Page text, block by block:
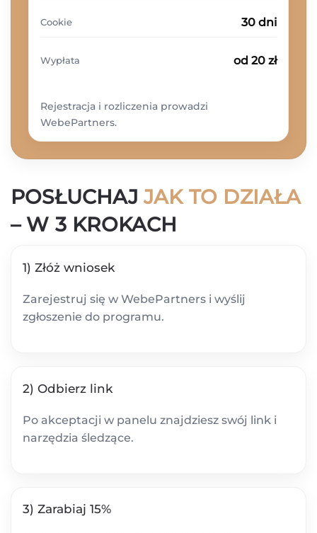
Cookie 30 dni
Wypłata od 20 zł
Rejestracja i rozliczenia prowadzi
WebePartners.
POSŁUCHAJ JAK TO DZIAŁA
– W 3 KROKACH
1) Złóż wniosek
Zarejestruj się w WebePartners i wyślij
zgłoszenie do programu.
2) Odbierz link
Po akceptacji w panelu znajdziesz swój link i
narzędzia śledzące.
3) Zarabiaj 15%